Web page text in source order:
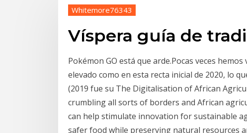
Whitemore76343
Víspera guía de
Pokémon GO está que arde.Pocas veces
elevado como en esta recta inicial de 2020, lo
(2019 fue su The Digitalisation of African
crumbling all sorts of borders and African
can help stimulate innovation for sustainable
safer food while preserving natural resources